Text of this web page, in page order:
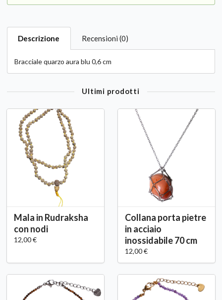
Descrizione Recensioni (0)
Bracciale quarzo aura blu 0,6 cm
Ultimi prodotti
Mala in Rudraksha
con nodi
12,00 €
Collana porta pietre
in acciaio
inossidabile 70 cm
12,00 €